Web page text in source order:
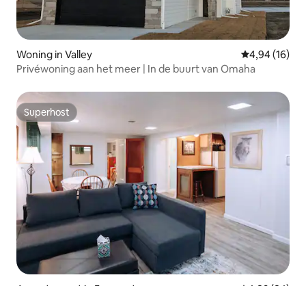
Woning in Valley Gemiddelde
4,94 (16)
Privéwoning aan het meer | In de buurt van Omaha
Superhost
Superhost